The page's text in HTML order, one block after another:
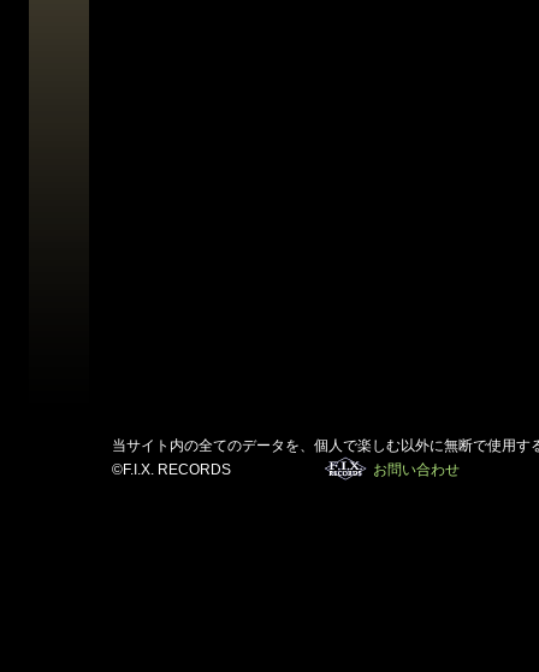
当サイト内の全てのデータを、個人で楽しむ以外に無断で使用す
©F.I.X. RECORDS
お問い合わせ